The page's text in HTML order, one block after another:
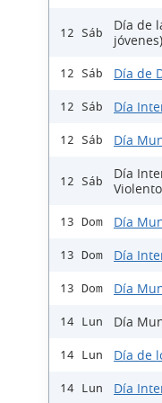
12 Sáb
Día de
jóvenes)
12 Sáb Día de
12 Sáb Día
12 Sáb Día
12 Sáb
Día
13 Dom Día
13 Dom Día
13 Dom Día
14 Lun Día
14 Lun Día de
14 Lun Día